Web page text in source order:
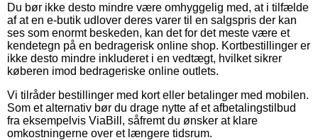
Du bør ikke desto mindre være omhyggelig med, at i tilfælde
af at en e-butik udlover deres varer til en salgspris der kan
ses som enormt beskeden, kan det for det meste være et
kendetegn på en bedragerisk online shop. Kortbestillinger er
ikke desto mindre inkluderet i en vedtægt, hvilket sikrer
køberen imod bedrageriske online outlets.
Vi tilråder bestillinger med kort eller betalinger med mobilen.
Som et alternativ bør du drage nytte af et afbetalingstilbud
fra eksempelvis ViaBill, såfremt du ønsker at klare
omkostningerne over et længere tidsrum.